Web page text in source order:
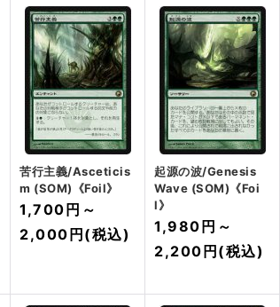
苦行主義/Asceticis
m (SOM)《Foil》
1,700円 ～
2,000円 (税込)
起源の波/Genesis
Wave (SOM)《Foi
l》
1,980円 ～
2,200円 (税込)